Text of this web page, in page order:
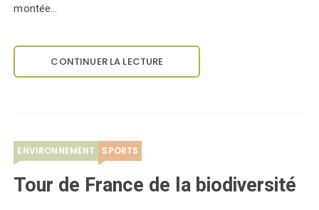
montée…
CONTINUER LA LECTURE
ENVIRONNEMENT SPORTS
Tour de France de la biodiversité